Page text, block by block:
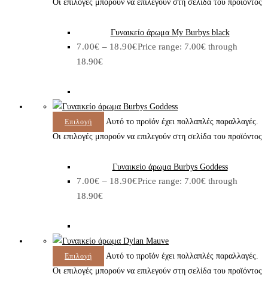
Οι επιλογές μπορούν να επιλεγούν στη σελίδα του προϊόντος
Γυναικείο άρωμα My Burbys black
7.00€ – 18.90€Price range: 7.00€ through
18.90€
Επιλογή
Αυτό το προϊόν έχει πολλαπλές παραλλαγές.
Οι επιλογές μπορούν να επιλεγούν στη σελίδα του προϊόντος
Γυναικείο άρωμα Burbys Goddess
7.00€ – 18.90€Price range: 7.00€ through
18.90€
Επιλογή
Αυτό το προϊόν έχει πολλαπλές παραλλαγές.
Οι επιλογές μπορούν να επιλεγούν στη σελίδα του προϊόντος